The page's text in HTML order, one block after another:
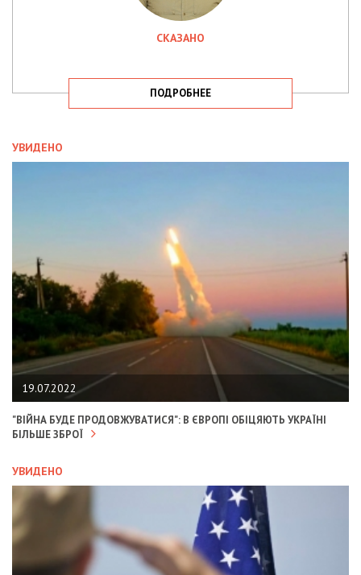
СКАЗАНО
ПОДРОБНЕЕ
УВИДЕНО
19.07.2022
"ВІЙНА БУДЕ ПРОДОВЖУВАТИСЯ": В ЄВРОПІ ОБІЦЯЮТЬ УКРАЇНІ
БІЛЬШЕ ЗБРОЇ
УВИДЕНО